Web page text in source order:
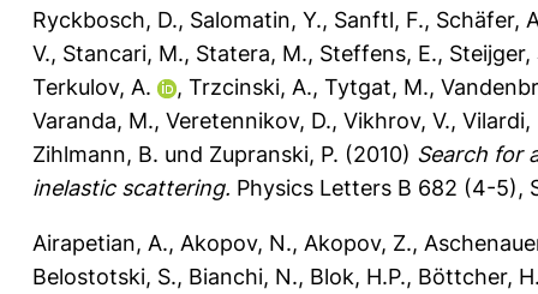
Ryckbosch, D., Salomatin, Y., Sanftl, F., Schäfer,
V., Stancari, M., Statera, M., Steffens, E., Steijger,
Terkulov, A.
, Trzcinski, A., Tytgat, M.,
Varanda, M., Veretennikov, D., Vikhrov, V., Vilardi,
Zihlmann, B. und Zupranski, P. (2010) Search for
inelastic scattering. Physics Letters B 682 (4-5),
Airapetian, A., Akopov, N., Akopov, Z.,
Belostotski, S., Bianchi, N., Blok, H.P., Böttcher,